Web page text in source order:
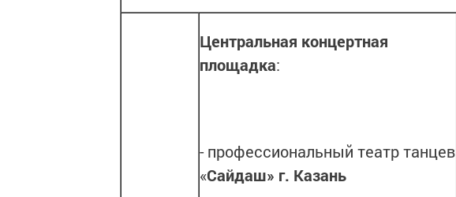
Центральная концертная
площадка:
- профессиональный театр танцев
«Сайдаш» г. Казань